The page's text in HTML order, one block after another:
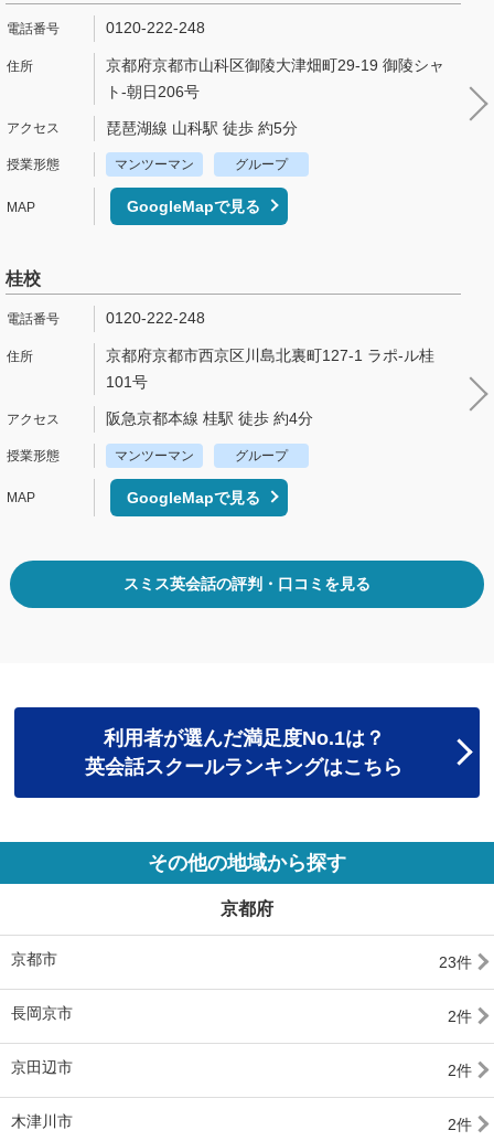
0120-222-248
京都府京都市山科区御陵大津畑町29-19 御陵シャ
ト-朝日206号
琵琶湖線 山科駅 徒歩 約5分
マンツーマン グループ
GoogleMapで見る
桂校
0120-222-248
京都府京都市西京区川島北裏町127-1 ラポ-ル桂
101号
阪急京都本線 桂駅 徒歩 約4分
マンツーマン グループ
GoogleMapで見る
スミス英会話の評判・口コミを見る
利用者が選んだ満足度No.1は？
英会話スクールランキングはこちら
その他の地域から探す
京都府
京都市 23件
長岡京市 2件
京田辺市 2件
木津川市 2件